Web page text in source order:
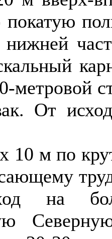
метровой
От
10 м по
на